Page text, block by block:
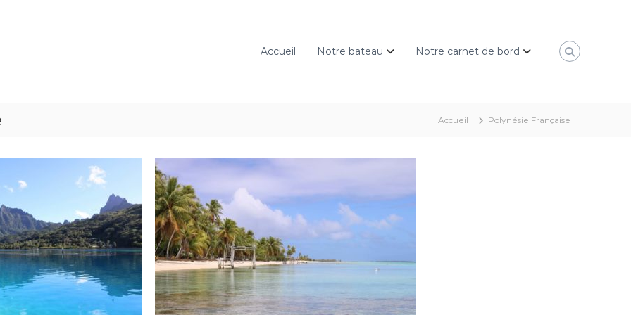
Accueil Notre bateau Notre carnet de bord
Accueil Polynésie Française